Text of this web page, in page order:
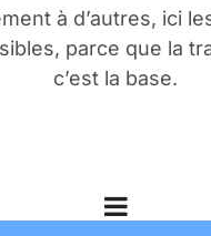
à d’autres, ici
parce que la
c’est la base.